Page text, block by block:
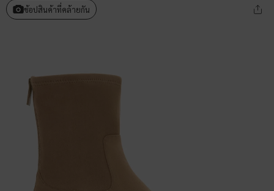
ช้อปสินค้าที่คล้ายกัน